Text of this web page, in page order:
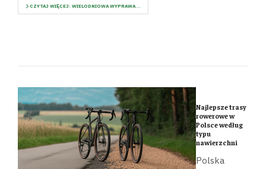
CZYTAJ WIĘCEJ: WIELODNIOWA WYPRAWA...
Najlepsze trasy
rowerowe w
Polsce według
typu
nawierzchni
Polska